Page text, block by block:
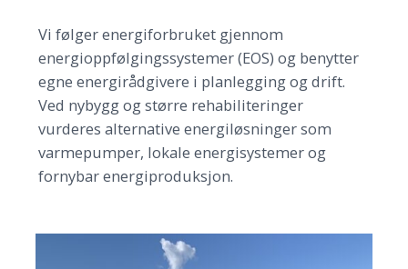
Vi følger energiforbruket gjennom
energioppfølgingssystemer (EOS) og benytter
egne energirådgivere i planlegging og drift.
Ved nybygg og større rehabiliteringer
vurderes alternative energiløsninger som
varmepumper, lokale energisystemer og
fornybar energiproduksjon.